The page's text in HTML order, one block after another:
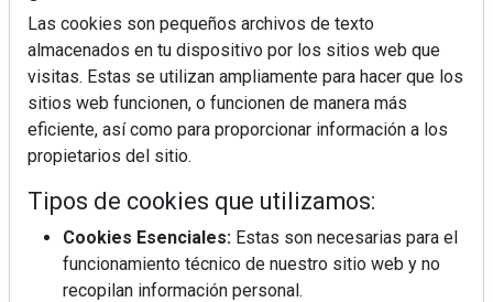
La industrialización, descarbonización y el Plan
BIM España, a debate en REBUILD
MÁS LEÍDOS
La cocina resiste, el mercado duda
Las cookies son pequeños archivos de texto
almacenados en tu dispositivo por los sitios web que
visitas. Estas se utilizan ampliamente para hacer que los
sitios web funcionen, o funcionen de manera más
eficiente, así como para proporcionar información a los
propietarios del sitio.
Tipos de cookies que utilizamos:
Cookies Esenciales: Estas son necesarias para el
funcionamiento técnico de nuestro sitio web y no
recopilan información personal.